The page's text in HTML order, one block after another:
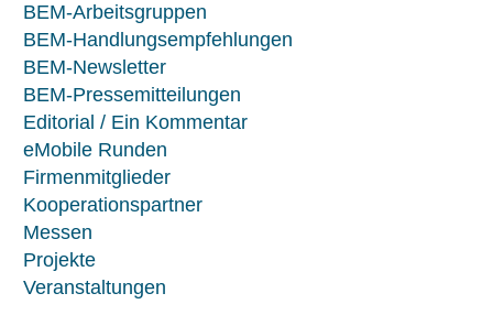
BEM-Arbeitsgruppen
BEM-Handlungsempfehlungen
BEM-Newsletter
BEM-Pressemitteilungen
Editorial / Ein Kommentar
eMobile Runden
Firmenmitglieder
Kooperationspartner
Messen
Projekte
Veranstaltungen